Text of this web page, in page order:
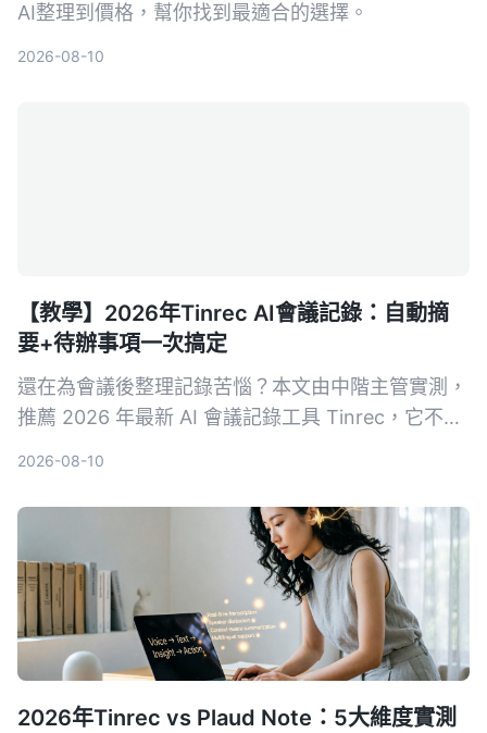
AI整理到價格，幫你找到最適合的選擇。
2026-08-10
【教學】2026年Tinrec AI會議記錄：自動摘
要+待辦事項一次搞定
還在為會議後整理記錄苦惱？本文由中階主管實測，
推薦 2026 年最新 AI 會議記錄工具 Tinrec，它不只
2026-08-10
2026年Tinrec vs Plaud Note：5大維度實測